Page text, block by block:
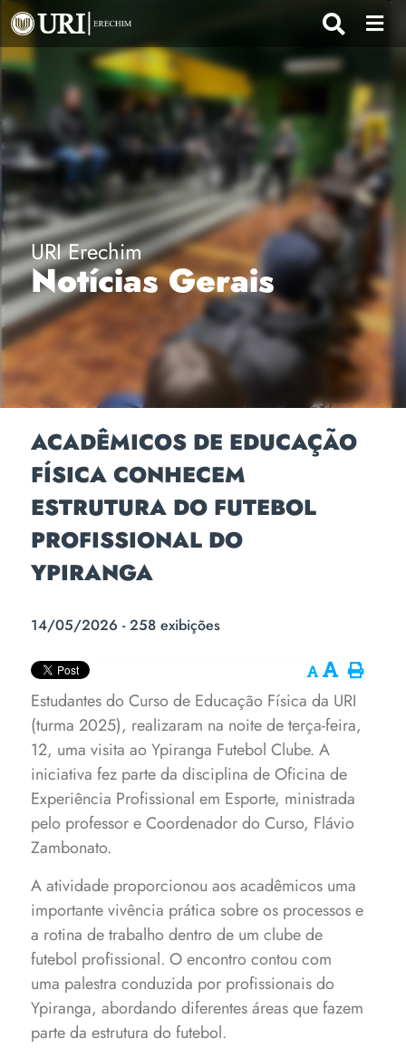
URI Erechim
Notícias Gerais
ACADÊMICOS DE EDUCAÇÃO
FÍSICA CONHECEM
ESTRUTURA DO FUTEBOL
PROFISSIONAL DO
YPIRANGA
14/05/2026 - 258 exibições
Estudantes do Curso de Educação Física da URI
(turma 2025), realizaram na noite de terça-feira,
12, uma visita ao Ypiranga Futebol Clube. A
iniciativa fez parte da disciplina de Oficina de
Experiência Profissional em Esporte, ministrada
pelo professor e Coordenador do Curso, Flávio
Zambonato.
A atividade proporcionou aos acadêmicos uma
importante vivência prática sobre os processos e
a rotina de trabalho dentro de um clube de
futebol profissional. O encontro contou com
uma palestra conduzida por profissionais do
Ypiranga, abordando diferentes áreas que fazem
parte da estrutura do futebol.